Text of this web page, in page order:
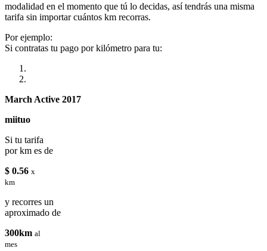
modalidad en el momento que tú lo decidas, así tendrás una misma
tarifa sin importar cuántos km recorras.
Por ejemplo:
Si contratas tu pago por kilómetro para tu:
March Active 2017
miituo
Si tu tarifa
por km es de
$ 0.56 x
km
y recorres un
aproximado de
300km al
mes